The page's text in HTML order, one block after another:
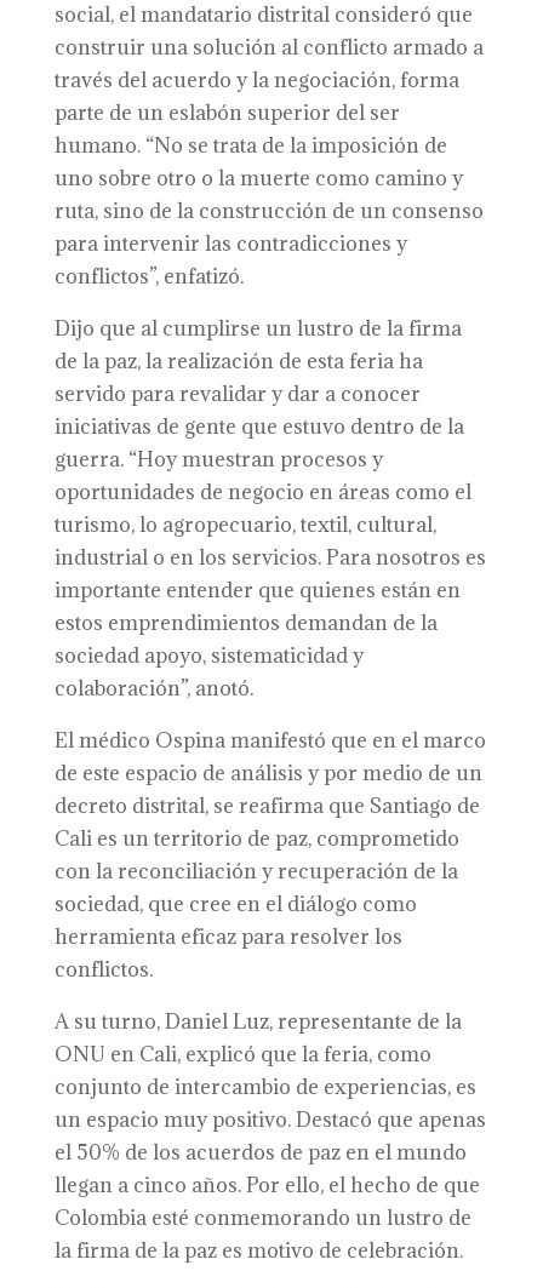
social, el mandatario distrital consideró que
construir una solución al conflicto armado a
través del acuerdo y la negociación, forma
parte de un eslabón superior del ser
humano. “No se trata de la imposición de
uno sobre otro o la muerte como camino y
ruta, sino de la construcción de un consenso
para intervenir las contradicciones y
conflictos”, enfatizó.
Dijo que al cumplirse un lustro de la firma
de la paz, la realización de esta feria ha
servido para revalidar y dar a conocer
iniciativas de gente que estuvo dentro de la
guerra. “Hoy muestran procesos y
oportunidades de negocio en áreas como el
turismo, lo agropecuario, textil, cultural,
industrial o en los servicios. Para nosotros es
importante entender que quienes están en
estos emprendimientos demandan de la
sociedad apoyo, sistematicidad y
colaboración”, anotó.
El médico Ospina manifestó que en el marco
de este espacio de análisis y por medio de un
decreto distrital, se reafirma que Santiago de
Cali es un territorio de paz, comprometido
con la reconciliación y recuperación de la
sociedad, que cree en el diálogo como
herramienta eficaz para resolver los
conflictos.
A su turno, Daniel Luz, representante de la
ONU en Cali, explicó que la feria, como
conjunto de intercambio de experiencias, es
un espacio muy positivo. Destacó que apenas
el 50% de los acuerdos de paz en el mundo
llegan a cinco años. Por ello, el hecho de que
Colombia esté conmemorando un lustro de
la firma de la paz es motivo de celebración.